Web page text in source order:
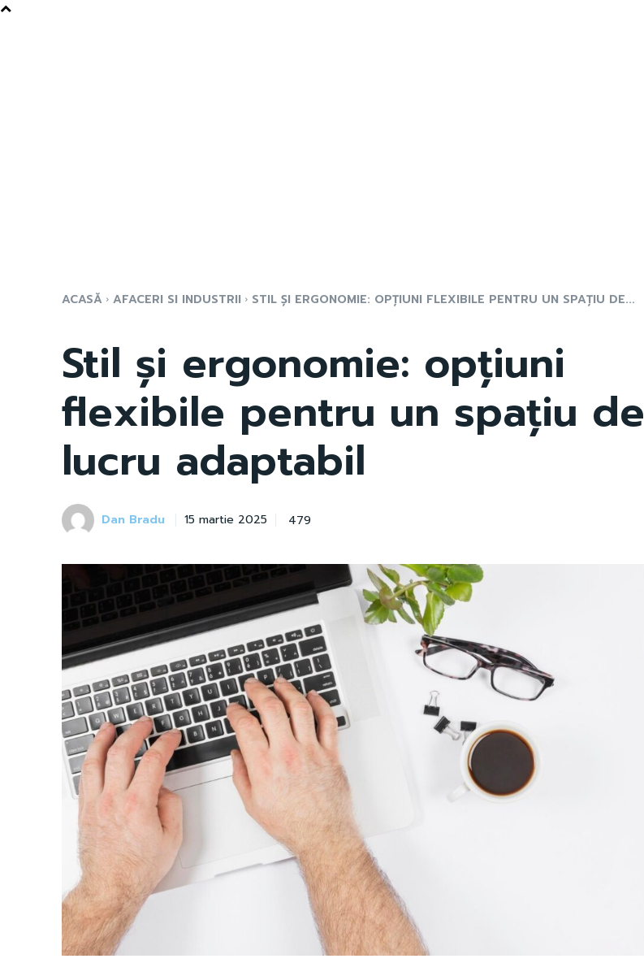
ACASĂ AFACERI SI INDUSTRII STIL ȘI ERGONOMIE: OPȚIUNI FLEXIBILE PENTRU UN SPAȚIU DE...
Stil și ergonomie: opțiuni
flexibile pentru un spațiu de
lucru adaptabil
Dan Bradu 15 martie 2025 479